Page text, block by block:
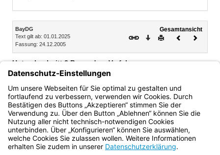
Inhalt
BayDG
Text gilt ab: 01.01.2025
Fassung: 24.12.2005
Gesamtansicht
Download
DruckenVorheriges
Unterabschnitt 2 Besondere Verfahren
Art. 60 Antrag auf gerichtliche Fristsetzung
Art. 61 Antrag auf Aussetzung der vorläufigen Dienstenthebung
und der Einbehaltung von Bezügen
Bayern.de
BayernPortal